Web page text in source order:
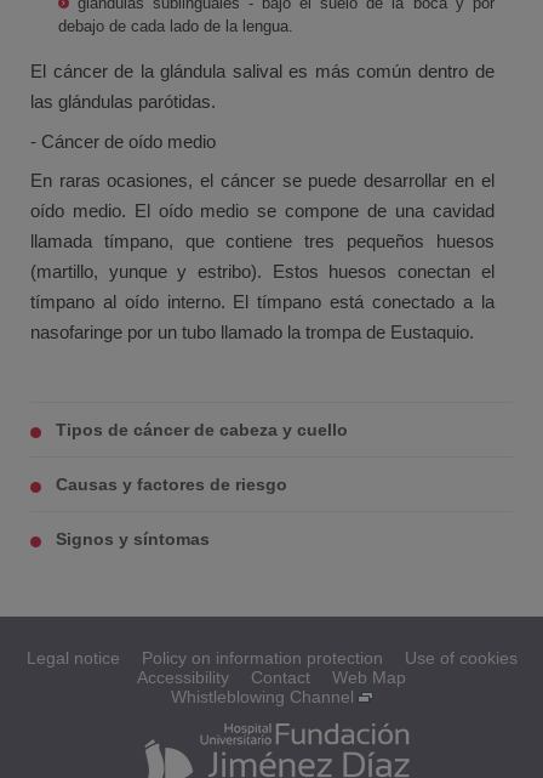
debajo de cada lado de la lengua.
El cáncer de la glándula salival es más común dentro de
las glándulas parótidas.
- Cáncer de oído medio
En raras ocasiones, el cáncer se puede desarrollar en el
oído medio. El oído medio se compone de una cavidad
llamada tímpano, que contiene tres pequeños huesos
(martillo, yunque y estribo). Estos huesos conectan el
tímpano al oído interno. El tímpano está conectado a la
nasofaringe por un tubo llamado la trompa de Eustaquio.
Tipos de cáncer de cabeza y cuello
Causas y factores de riesgo
Signos y síntomas
Legal notice Policy on information protection
Use of cookies
Accessibility
Contact
Web Map
Whistleblowing Channel